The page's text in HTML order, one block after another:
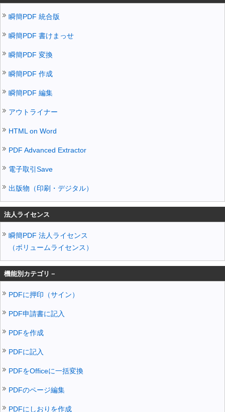
瞬簡PDF 統合版
瞬簡PDF 書けまっせ
瞬簡PDF 変換
瞬簡PDF 作成
瞬簡PDF 編集
アウトライナー
HTML on Word
PDF Advanced Extractor
電子取引Save
出版物（印刷・デジタル）
法人ライセンス
瞬簡PDF 法人ライセンス
（ボリュームライセンス）
機能別カテゴリ－
PDFに押印（サイン）
PDF申請書に記入
PDFを作成
PDFに記入
PDFをOfficeに一括変換
PDFのページ編集
PDFにしおりを作成